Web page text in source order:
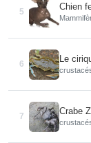
5
Chien
6
Le
7
Crabe